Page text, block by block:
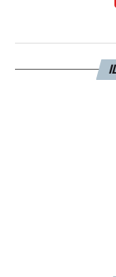
Yildiz che
mezzo una